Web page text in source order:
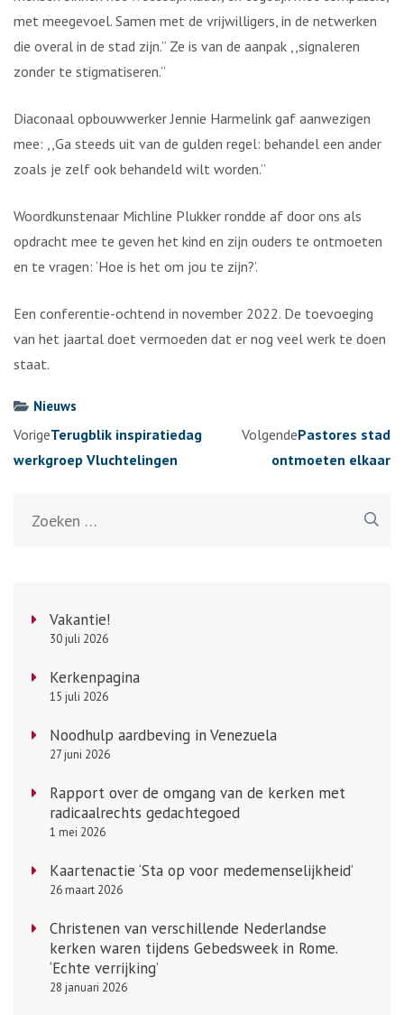
met meegevoel. Samen met de vrijwilligers, in de netwerken
die overal in de stad zijn.” Ze is van de aanpak ,,signaleren
zonder te stigmatiseren.”
Diaconaal opbouwwerker Jennie Harmelink gaf aanwezigen
mee: ,,Ga steeds uit van de gulden regel: behandel een ander
zoals je zelf ook behandeld wilt worden.”
Woordkunstenaar Michline Plukker rondde af door ons als
opdracht mee te geven het kind en zijn ouders te ontmoeten
en te vragen: ‘Hoe is het om jou te zijn?’.
Een conferentie-ochtend in november 2022. De toevoeging
van het jaartal doet vermoeden dat er nog veel werk te doen
staat.
Nieuws
Berichtennavigatie
VorigeTerugblik inspiratiedag
werkgroep Vluchtelingen
VolgendePastores stad
ontmoeten elkaar
Vakantie!
30 juli 2026
Kerkenpagina
15 juli 2026
Noodhulp aardbeving in Venezuela
27 juni 2026
Rapport over de omgang van de kerken met
radicaalrechts gedachtegoed
1 mei 2026
Kaartenactie ‘Sta op voor medemenselijkheid’
26 maart 2026
Christenen van verschillende Nederlandse
kerken waren tijdens Gebedsweek in Rome.
‘Echte verrijking’
28 januari 2026